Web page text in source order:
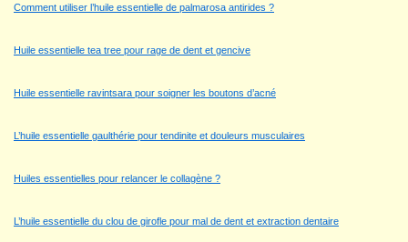
Comment utiliser l’huile essentielle de palmarosa antirides ?
Huile essentielle tea tree pour rage de dent et gencive
Huile essentielle ravintsara pour soigner les boutons d’acné
L’huile essentielle gaulthérie pour tendinite et douleurs musculaires
Huiles essentielles pour relancer le collagène ?
L’huile essentielle du clou de girofle pour mal de dent et extraction dentaire